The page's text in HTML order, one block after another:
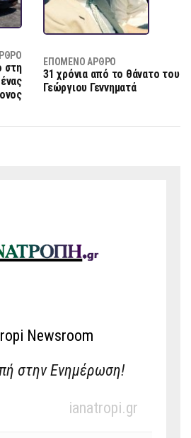
στη
ΕΠΌΜΕΝΟ ΆΡΘΡΟ
31 χρόνια από το θάνατο του
Γεώργιου Γεννηματά
Newsroom
στην Ενημέρωση!
ianatropi.gr